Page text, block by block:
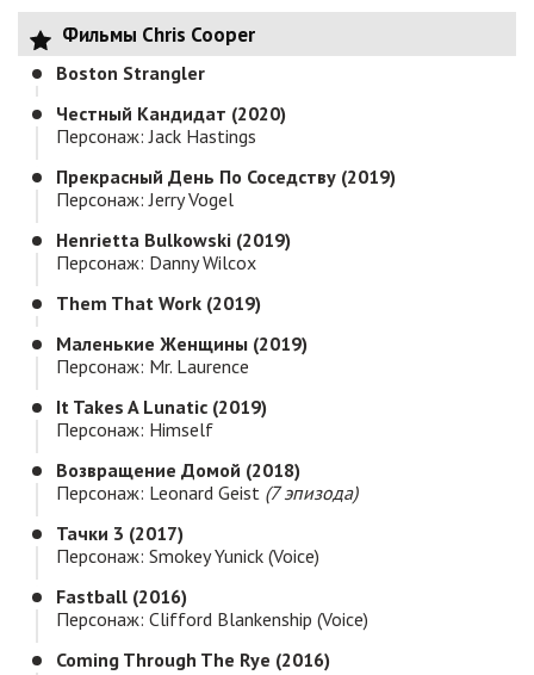
Фильмы Chris Cooper
Boston Strangler
Честный Кандидат (2020)
Персонаж: Jack Hastings
Прекрасный День По Соседству (2019)
Персонаж: Jerry Vogel
Henrietta Bulkowski (2019)
Персонаж: Danny Wilcox
Them That Work (2019)
Маленькие Женщины (2019)
Персонаж: Mr. Laurence
It Takes A Lunatic (2019)
Персонаж: Himself
Возвращение Домой (2018)
Персонаж: Leonard Geist (7 эпизода)
Тачки 3 (2017)
Персонаж: Smokey Yunick (voice)
Fastball (2016)
Персонаж: Clifford Blankenship (voice)
Coming Through The Rye (2016)